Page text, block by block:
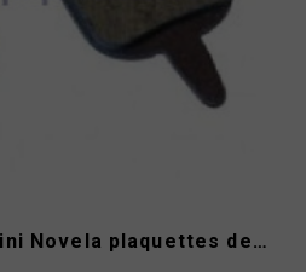
BBB Tektro IO Gemini Novela plaquettes de frein